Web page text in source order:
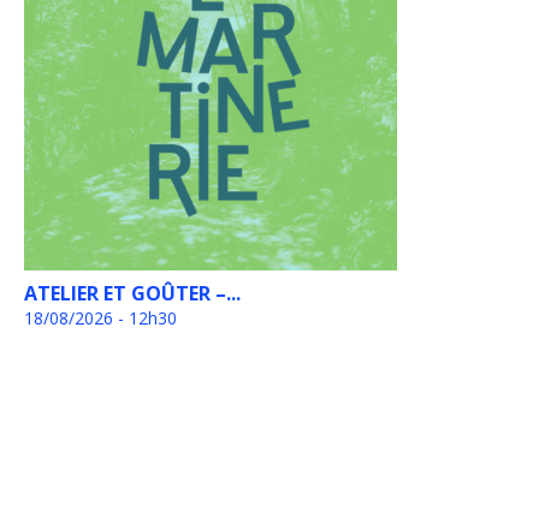
ATELIER ET GOÛTER –...
18/08/2026 - 12h30